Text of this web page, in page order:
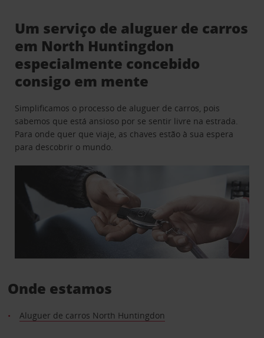
Um serviço de aluguer de carros
em North Huntingdon
especialmente concebido
consigo em mente
Simplificamos o processo de aluguer de carros, pois
sabemos que está ansioso por se sentir livre na estrada.
Para onde quer que viaje, as chaves estão à sua espera
para descobrir o mundo.
Onde estamos
Aluguer de carros North Huntingdon